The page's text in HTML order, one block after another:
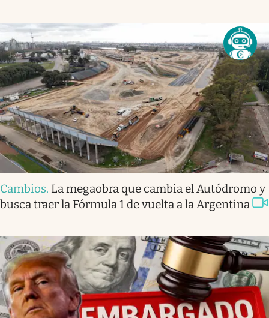
Cambios. La megaobra que cambia el Autódromo y
busca traer la Fórmula 1 de vuelta a la Argentina